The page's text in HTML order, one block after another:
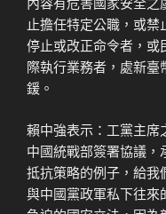
止擔任特定公職，或
停止或改正命令者，或
際執行業務者，處新
鍰。
賴中強表示：工黨主席
中國統戰部簽署協議
抵抗策略的例子，給我
與中國黨政軍私下往來